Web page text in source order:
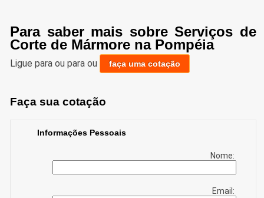
Para saber mais sobre Serviços de
Corte de Mármore na Pompéia
Ligue paraou paraou faça uma cotação
Faça sua cotação
Informações Pessoais
Nome:
Email: